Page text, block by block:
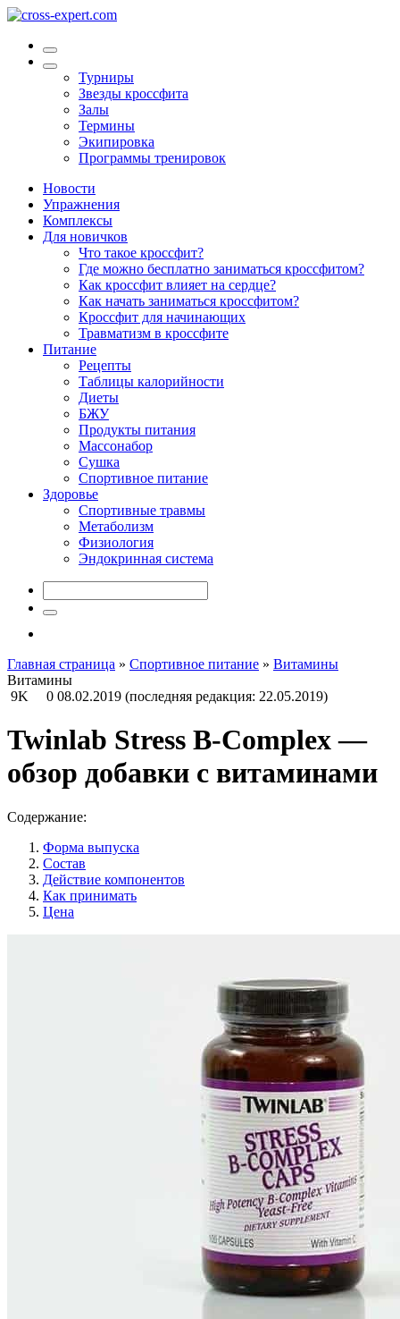
Турниры
Звезды кроссфита
Залы
Термины
Экипировка
Программы тренировок
Новости
Упражнения
Комплексы
Для новичков
Что такое кроссфит?
Где можно бесплатно заниматься кроссфитом?
Как кроссфит влияет на сердце?
Как начать заниматься кроссфитом?
Кроссфит для начинающих
Травматизм в кроссфите
Питание
Рецепты
Таблицы калорийности
Диеты
БЖУ
Продукты питания
Массонабор
Сушка
Спортивное питание
Здоровье
Спортивные травмы
Метаболизм
Физиология
Эндокринная система
Главная страница » Спортивное питание » Витамины
Витамины
9K
0 08.02.2019 (последняя редакция: 22.05.2019)
Twinlab Stress B-Complex —
обзор добавки с витаминами
Содержание:
Форма выпуска
Состав
Действие компонентов
Как принимать
Цена